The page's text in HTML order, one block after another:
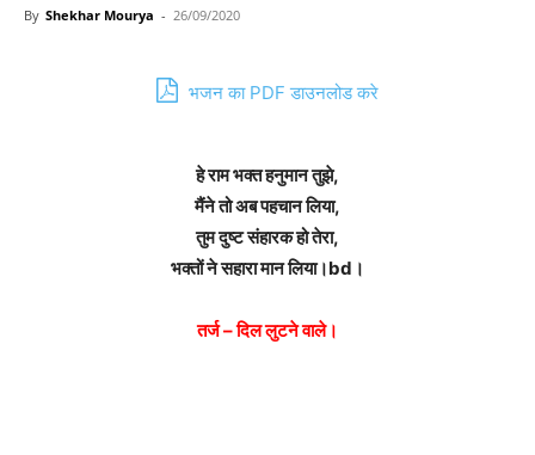
By Shekhar Mourya - 26/09/2020
भजन का PDF डाउनलोड करे
हे राम भक्त हनुमान तुझे,
मैंने तो अब पहचान लिया,
तुम दुष्ट संहारक हो तेरा,
भक्तों ने सहारा मान लिया।bd।
तर्ज – दिल लुटने वाले।